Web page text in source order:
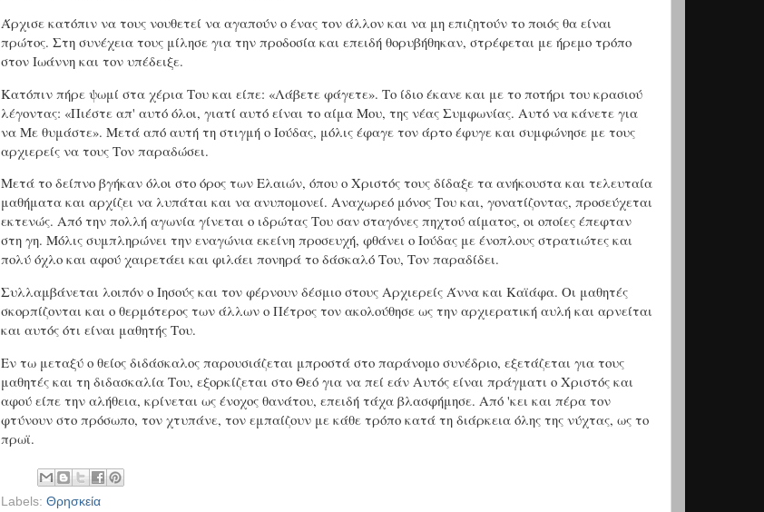
Άρχισε κατόπιν να τους νουθετεί να αγαπούν ο ένας τον άλλον και να μη επιζητούν το ποιός θα είναι
πρώτος. Στη συνέχεια τους μίλησε για την προδοσία και επειδή θορυβήθηκαν, στρέφεται με ήρεμο τρόπο
στον Ιωάννη και τον υπέδειξε.
Κατόπιν πήρε ψωμί στα χέρια Του και είπε: «Λάβετε φάγετε». Το ίδιο έκανε και με το ποτήρι του κρασιού
λέγοντας: «Πιέστε απ' αυτό όλοι, γιατί αυτό είναι το αίμα Μου, της νέας Συμφωνίας. Αυτό να κάνετε για
να Με θυμάστε». Μετά από αυτή τη στιγμή ο Ιούδας, μόλις έφαγε τον άρτο έφυγε και συμφώνησε με τους
αρχιερείς να τους Τον παραδώσει.
Μετά το δείπνο βγήκαν όλοι στο όρος των Ελαιών, όπου ο Χριστός τους δίδαξε τα ανήκουστα και τελευταία
μαθήματα και αρχίζει να λυπάται και να ανυπομονεί. Αναχωρεό μόνος Του και, γονατίζοντας, προσεύχεται
εκτενώς. Από την πολλή αγωνία γίνεται ο ιδρώτας Του σαν σταγόνες πηχτού αίματος, οι οποίες έπεφταν
στη γη. Μόλις συμπληρώνει την εναγώνια εκείνη προσευχή, φθάνει ο Ιούδας με ένοπλους στρατιώτες και
πολύ όχλο και αφού χαιρετάει και φιλάει πονηρά το δάσκαλό Του, Τον παραδίδει.
Συλλαμβάνεται λοιπόν ο Ιησούς και τον φέρνουν δέσμιο στους Αρχιερείς Άννα και Καϊάφα. Οι μαθητές
σκορπίζονται και ο θερμότερος των άλλων ο Πέτρος τον ακολούθησε ως την αρχιερατική αυλή και αρνείται
και αυτός ότι είναι μαθητής Του.
Εν τω μεταξύ ο θείος διδάσκαλος παρουσιάζεται μπροστά στο παράνομο συνέδριο, εξετάζεται για τους
μαθητές και τη διδασκαλία Του, εξορκίζεται στο Θεό για να πεί εάν Αυτός είναι πράγματι ο Χριστός και
αφού είπε την αλήθεια, κρίνεται ως ένοχος θανάτου, επειδή τάχα βλασφήμησε. Από 'κει και πέρα τον
φτύνουν στο πρόσωπο, τον χτυπάνε, τον εμπαίζουν με κάθε τρόπο κατά τη διάρκεια όλης της νύχτας, ως το
πρωϊ.
Labels: Θρησκεία